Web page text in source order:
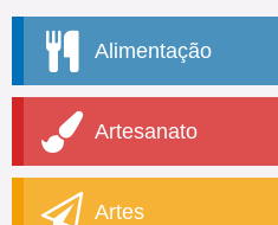
Alimentação
Artesanato
Artes